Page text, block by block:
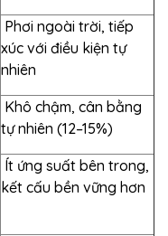
Phơi ngoài trời, tiếp
xúc với điều kiện tự
nhiên
Khô chậm, cân bằng
tự nhiên (12–15%)
Ít ứng suất bên trong,
kết cấu bền vững hơn